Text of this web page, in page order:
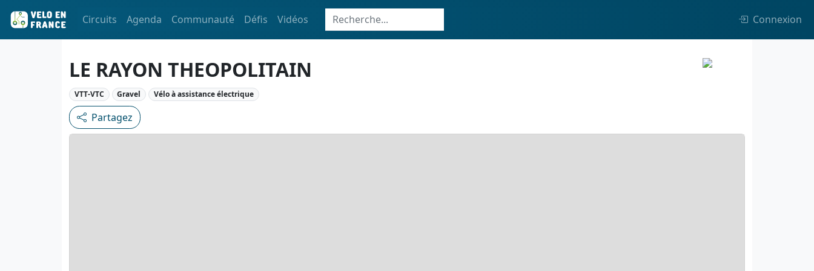
Circuits Agenda Communauté Défis Vidéos Connexion
LE RAYON THEOPOLITAIN
VTT-VTC Gravel Vélo à assistance électrique
Partagez